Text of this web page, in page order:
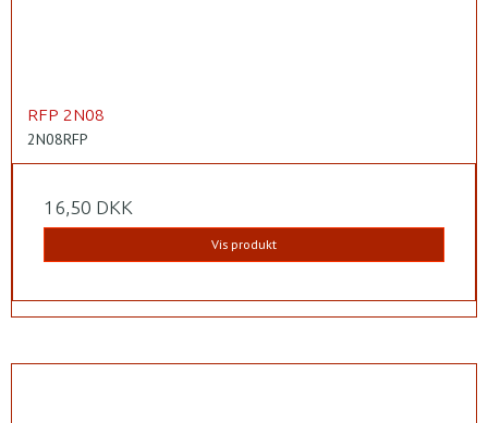
RFP 2N08
2N08RFP
16,50 DKK
Vis produkt